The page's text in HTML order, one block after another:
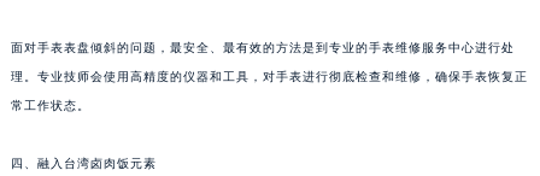
面对手表表盘倾斜的问题，最安全、最有效的方法是到专业的手表维修服务中心进行处
理。专业技师会使用高精度的仪器和工具，对手表进行彻底检查和维修，确保手表恢复正
常工作状态。
四、融入台湾卤肉饭元素